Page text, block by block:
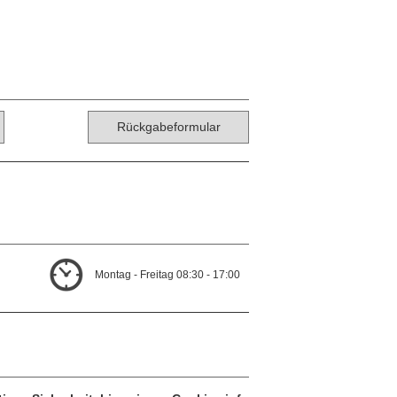
Rückgabeformular
Montag - Freitag 08:30 - 17:00